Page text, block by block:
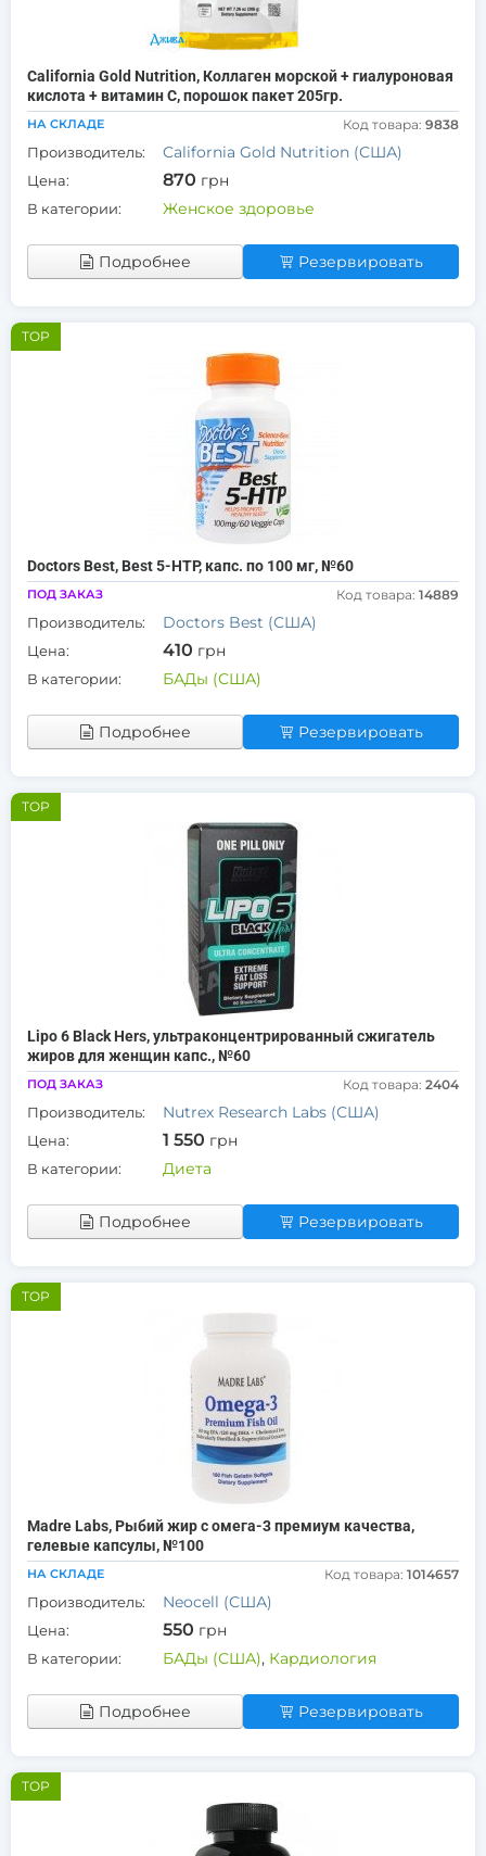
California Gold Nutrition, Коллаген морской + гиалуроновая
кислота + витамин С, порошок пакет 205гр.
НА СКЛАДЕ Код товара: 9838
Производитель: California Gold Nutrition (США)
Цена: 870 грн
В категории: Женское здоровье
Подробнее Резервировать
TOP
Doctors Best, Best 5-HTP, капс. по 100 мг, №60
ПОД ЗАКАЗ Код товара: 14889
Производитель: Doctors Best (США)
Цена: 410 грн
В категории: БАДы (США)
Подробнее Резервировать
TOP
Lipo 6 Black Hers, ультраконцентрированный сжигатель
жиров для женщин капс., №60
ПОД ЗАКАЗ Код товара: 2404
Производитель: Nutrex Research Labs (США)
Цена: 1 550 грн
В категории: Диета
Подробнее Резервировать
TOP
Madre Labs, Рыбий жир с омега-3 премиум качества,
гелевые капсулы, №100
НА СКЛАДЕ Код товара: 1014657
Производитель: Neocell (США)
Цена: 550 грн
В категории: БАДы (США), Кардиология
Подробнее Резервировать
TOP